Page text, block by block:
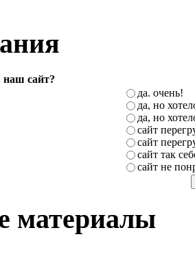
наш сайт?
да. очень!
да, но
да, но
сайт
сайт
сайт так
сайт не
материалы